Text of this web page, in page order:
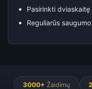
Pasirinkti
Reguliarūs
3000+ Žaidimų